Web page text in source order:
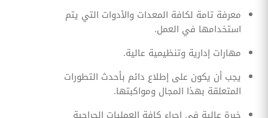
معرفة تامة لكافة المعدات والأدوات التي يتم
استخدامها في العمل.
مهارات إدارية وتنظيمية عالية.
يجب أن يكون على إطلاع دائم بأحدث التطورات
المتعلقة بهذا المجال ومواكبتها.